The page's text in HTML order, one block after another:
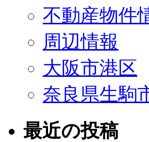
不動産物件
周辺情報
大阪市港区
奈良県生駒
最近の投稿